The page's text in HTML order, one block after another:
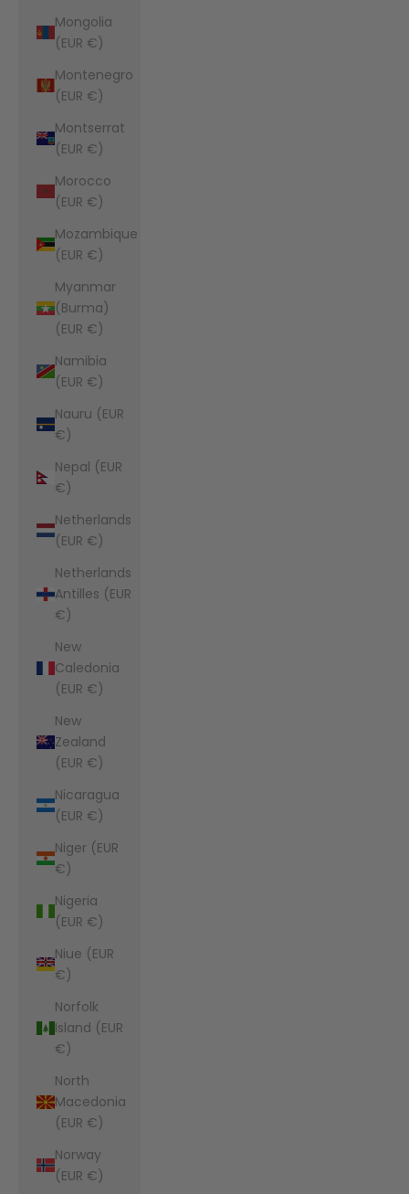
Mongolia
(EUR €)
Montenegro
(EUR €)
Montserrat
(EUR €)
Morocco
(EUR €)
Mozambique
(EUR €)
Myanmar
(Burma)
(EUR €)
Namibia
(EUR €)
Nauru (EUR
€)
Nepal (EUR
€)
Netherlands
(EUR €)
Netherlands
Antilles (EUR
€)
New
Caledonia
(EUR €)
New
Zealand
(EUR €)
Nicaragua
(EUR €)
Niger (EUR
€)
Nigeria
(EUR €)
Niue (EUR
€)
Norfolk
Island (EUR
€)
North
Macedonia
(EUR €)
Norway
(EUR €)